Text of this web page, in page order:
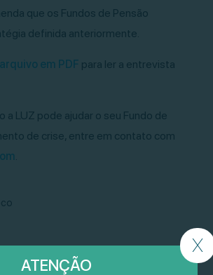
ATENÇÃO
X
que os Fundos de Pensão
definida anteriormente.
arquivo em PDF para ler a entrevista
a LUZ pode ajudar o seu Fundo de
de crise, entre em contato com
.